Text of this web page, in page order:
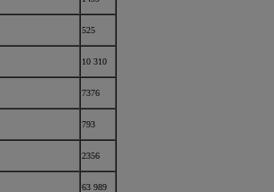
525
10 310
7376
793
2356
63 989